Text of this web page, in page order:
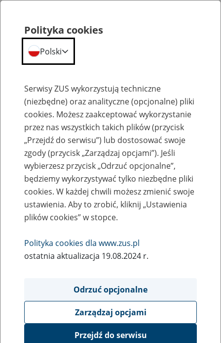
Kalendarium
Polityka cookies
Polski
Serwisy ZUS wykorzystują techniczne
(niezbędne) oraz analityczne (opcjonalne) pliki
cookies. Możesz zaakceptować wykorzystanie
przez nas wszystkich takich plików (przycisk
„Przejdź do serwisu”) lub dostosować swoje
zgody (przycisk „Zarządzaj opcjami”). Jeśli
wybierzesz przycisk „Odrzuć opcjonalne”,
będziemy wykorzystywać tylko niezbędne pliki
cookies. W każdej chwili możesz zmienić swoje
ustawienia. Aby to zrobić, kliknij „Ustawienia
plików cookies” w stopce.
Polityka cookies dla www.zus.pl
ostatnia aktualizacja 19.08.2024 r.
Odrzuć opcjonalne
Zarządzaj opcjami
Przejdź do serwisu